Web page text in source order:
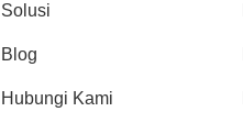
Solusi
Blog
Hubungi Kami